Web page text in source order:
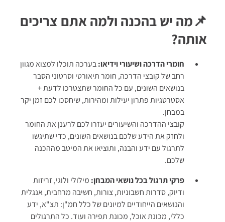
מבחנים ייחודים של מיוני כלל חמ"ן:מכונת אוכל ומכונת תפירה,
תצ"א, ידע כללי ועוד
בונוס! הצצה למבחן האישיות (שאלון 300)
חומר חשוב וטיפים למבחן
תוקף הערכה: חודש
📌מה יש בהכנה ולמה אתם צריכים
אותה?
חומרי הדרכה ושיעורי וידיאו:בערכה תוכלו למצוא מגוון
רחב של קובצי הדרכה, חומר תיאורטי וסרטוני הסבר
בנושאים השונים, עם כל החומר שתצטרכו לדעת +
אסטרטגיות פתרון יעילות ומהירות, שיחסכו לכם זמן יקר
במבחן.
קובצי ההדרכה והשיעורים יעזרו לכם לרענן את החומר
ולחזק את הידע שלכם בנושאים השונים, כדי שתיגשו
לתרגול עם ידע והבנה, ותוציאו את המיטב מההכנה
שלכם.
פרקי תרגול בכל נושאי המבחן: מילולי ולוגי, זריזות
ודיוק, סדרות חשבוניות, צורות, חשיבה מרחבית, אנגלית
והנושאים הייחודיים למיונים של כלל חמ"ן: תצ"א, ידע
כללי, מכונת אוכל, מכונת תפירה ועוד. כל התרגולים